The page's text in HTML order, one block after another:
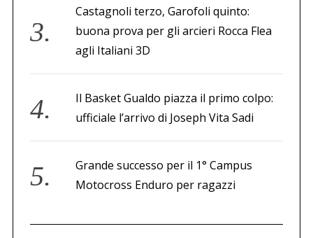
Castagnoli terzo, Garofoli quinto:
buona prova per gli arcieri Rocca Flea
agli Italiani 3D
Il Basket Gualdo piazza il primo colpo:
ufficiale l’arrivo di Joseph Vita Sadi
Grande successo per il 1° Campus
Motocross Enduro per ragazzi